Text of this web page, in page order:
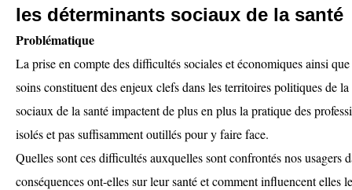
les déterminants sociaux de la santé
Problématique
La prise en compte des difficultés sociales et économiques ainsi
soins constituent des enjeux clefs dans les territoires politiques de
sociaux de la santé impactent de plus en plus la pratique des
isolés et pas suffisamment outillés pour y faire face.
Quelles sont ces difficultés auxquelles sont confrontés nos usagers
conséquences ont-elles sur leur santé et comment influencent elles